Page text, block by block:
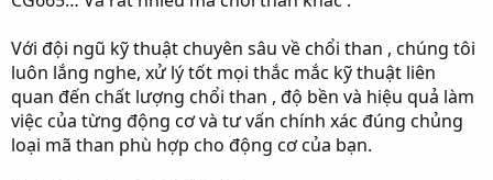
Với đội ngũ kỹ thuật chuyên sâu về chổi than , chúng tôi
luôn lắng nghe, xử lý tốt mọi thắc mắc kỹ thuật liên
quan đến chất lượng chổi than , độ bền và hiệu quả làm
việc của từng động cơ và tư vấn chính xác đúng chủng
loại mã than phù hợp cho động cơ của bạn.